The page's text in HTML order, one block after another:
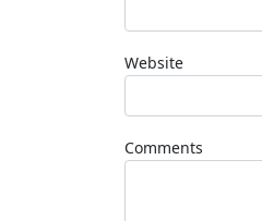
Website
Comments